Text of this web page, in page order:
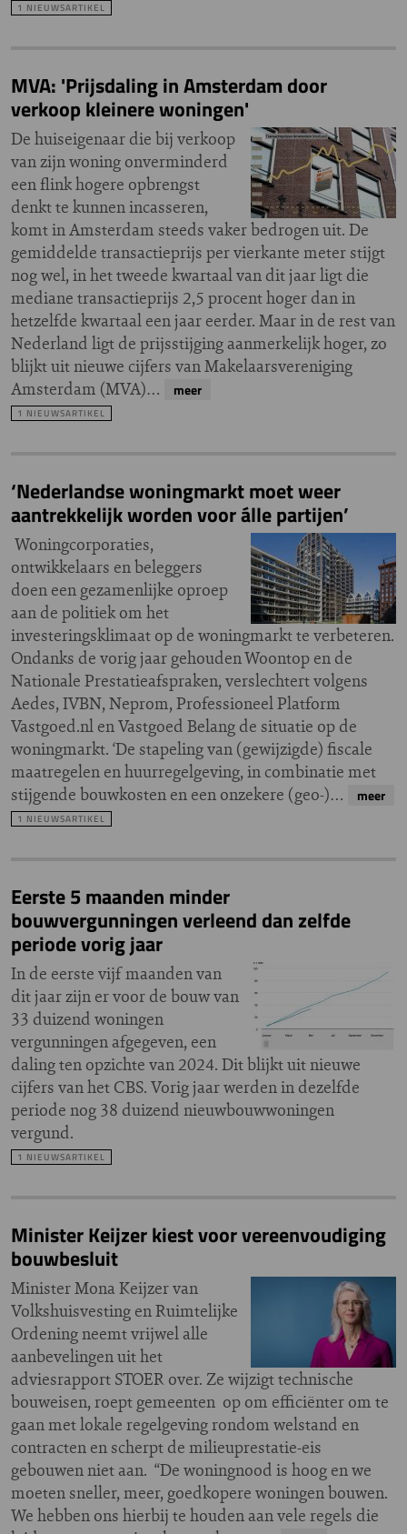
1 NIEUWSARTIKEL
MVA: 'Prijsdaling in Amsterdam door
verkoop kleinere woningen'
De huiseigenaar die bij verkoop
van zijn woning onverminderd
een flink hogere opbrengst
denkt te kunnen incasseren,
komt in Amsterdam steeds vaker bedrogen uit. De
gemiddelde transactieprijs per vierkante meter stijgt
nog wel, in het tweede kwartaal van dit jaar ligt die
mediane transactieprijs 2,5 procent hoger dan in
hetzelfde kwartaal een jaar eerder. Maar in de rest van
Nederland ligt de prijsstijging aanmerkelijk hoger, zo
blijkt uit nieuwe cijfers van Makelaarsvereniging
Amsterdam (MVA)…
meer
1 NIEUWSARTIKEL
‘Nederlandse woningmarkt moet weer
aantrekkelijk worden voor álle partijen’
Woningcorporaties,
ontwikkelaars en beleggers
doen een gezamenlijke oproep
aan de politiek om het
investeringsklimaat op de woningmarkt te verbeteren.
Ondanks de vorig jaar gehouden Woontop en de
Nationale Prestatieafspraken, verslechtert volgens
Aedes, IVBN, Neprom, Professioneel Platform
Vastgoed.nl en Vastgoed Belang de situatie op de
woningmarkt. ‘De stapeling van (gewijzigde) fiscale
maatregelen en huurregelgeving, in combinatie met
stijgende bouwkosten en een onzekere (geo-)…
meer
1 NIEUWSARTIKEL
Eerste 5 maanden minder
bouwvergunningen verleend dan zelfde
periode vorig jaar
In de eerste vijf maanden van
dit jaar zijn er voor de bouw van
33 duizend woningen
vergunningen afgegeven, een
daling ten opzichte van 2024. Dit blijkt uit nieuwe
cijfers van het CBS. Vorig jaar werden in dezelfde
periode nog 38 duizend nieuwbouwwoningen
vergund.
1 NIEUWSARTIKEL
Minister Keijzer kiest voor vereenvoudiging
bouwbesluit
Minister Mona Keijzer van
Volkshuisvesting en Ruimtelijke
Ordening neemt vrijwel alle
aanbevelingen uit het
adviesrapport STOER over. Ze wijzigt technische
bouweisen, roept gemeenten op om efficiënter om te
gaan met lokale regelgeving rondom welstand en
contracten en scherpt de milieuprestatie-eis
gebouwen niet aan. “De woningnood is hoog en we
moeten sneller, meer, goedkopere woningen bouwen.
We hebben ons hierbij te houden aan vele regels die